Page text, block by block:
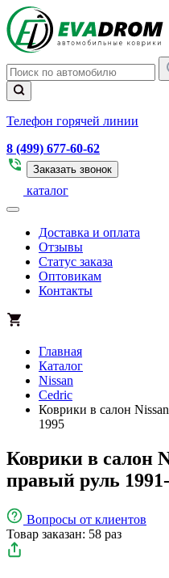
Телефон горячей линии
8 (499) 677-60-62
Заказать звонок
каталог
Доставка и оплата
Отзывы
Статус заказа
Оптовикам
Контакты
Главная
Каталог
Nissan
Cedric
Коврики в салон
1995
Коврики в салон
правый руль
Вопросы от клиентов
Товар заказан: 58 раз